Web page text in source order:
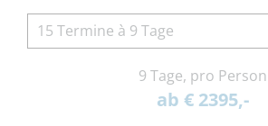
15 Termine à 9 Tage
9 Tage, pro Person
ab € 2395,-